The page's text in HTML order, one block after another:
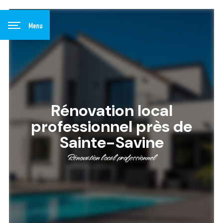
Menu
Rénovation local
professionnel près de
Sainte-Savine
Rénovation local professionnel